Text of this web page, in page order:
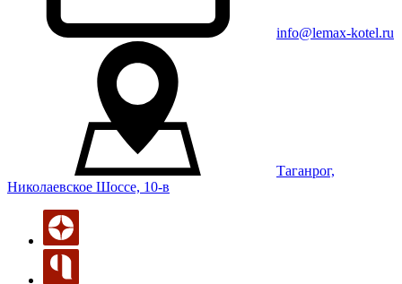
info@lemax-kotel.ru
Таганрог,
Николаевское Шоссе, 10-в